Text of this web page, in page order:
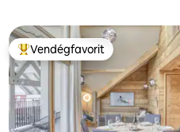
Kiemelt vendégfavorit
Vendégfavorit